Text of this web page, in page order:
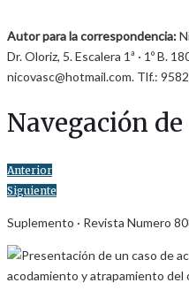
Autor para la correspondencia:
Dr. Oloriz, 5. Escalera 1ª · 1º B.
nicovasc@hotmail.com. Tlf.:
Navegación
Anterior
Siguiente
Suplemento · Revista Numero